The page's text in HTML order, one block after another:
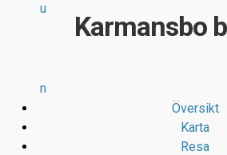
u
n
Karmansbo
Översikt
Karta
Resa